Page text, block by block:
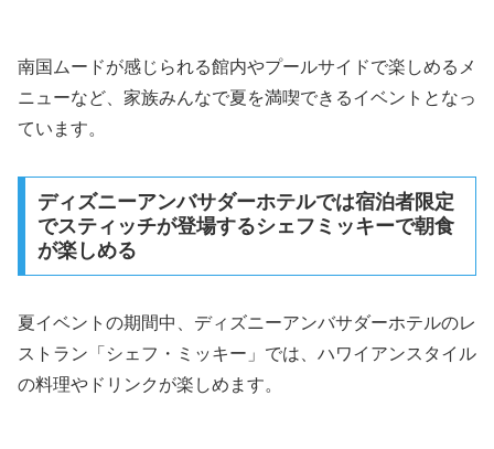
南国ムードが感じられる館内やプールサイドで楽しめるメ
ニューなど、家族みんなで夏を満喫できるイベントとなっ
ています。
ディズニーアンバサダーホテルでは宿泊者限定
でスティッチが登場するシェフミッキーで朝食
が楽しめる
夏イベントの期間中、ディズニーアンバサダーホテルのレ
ストラン「シェフ・ミッキー」では、ハワイアンスタイル
の料理やドリンクが楽しめます。